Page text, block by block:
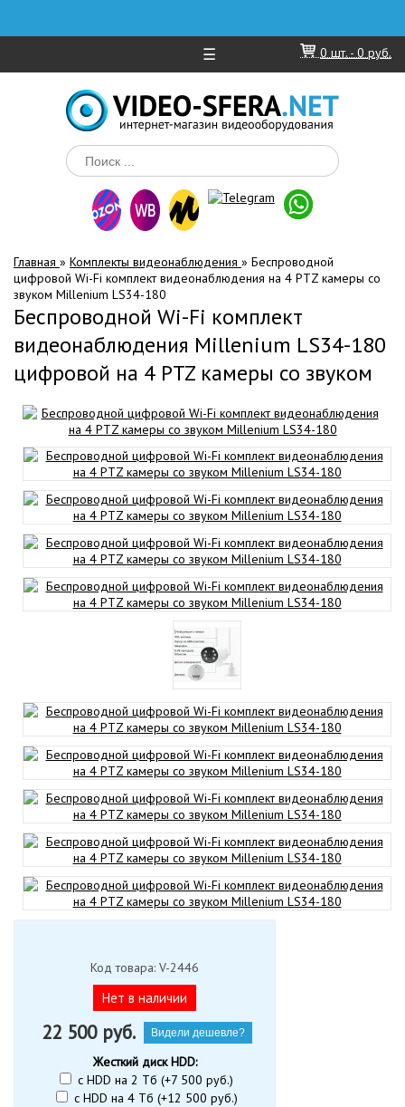
☰ 0 шт. - 0 руб.
Главная » Комплекты видеонаблюдения » Беспроводной
цифровой Wi-Fi комплект видеонаблюдения на 4 PTZ камеры со
звуком Millenium LS34-180
Беспроводной Wi-Fi комплект
видеонаблюдения Millenium LS34-180
цифровой на 4 PTZ камеры со звуком
Код товара: V-2446
Нет в наличии
22 500 руб. Видели дешевле?
Жесткий диск HDD:
с HDD на 2 Тб (+7 500 руб.)
с HDD на 4 Тб (+12 500 руб.)